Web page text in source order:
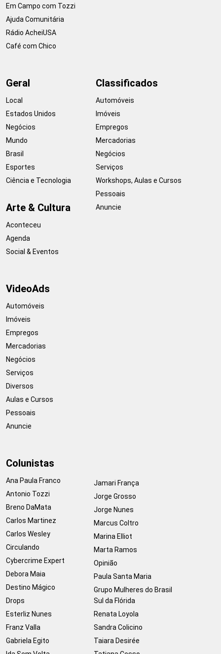
Em Campo com Tozzi
Ajuda Comunitária
Rádio AcheiUSA
Café com Chico
Geral
Local
Estados Unidos
Negócios
Mundo
Brasil
Esportes
Ciência e Tecnologia
Arte & Cultura
Aconteceu
Agenda
Social & Eventos
Classificados
Automóveis
Imóveis
Empregos
Mercadorias
Negócios
Serviços
Workshops, Aulas e Cursos
Pessoais
Anuncie
VideoAds
Automóveis
Imóveis
Empregos
Mercadorias
Negócios
Serviços
Diversos
Aulas e Cursos
Pessoais
Anuncie
Colunistas
Ana Paula Franco
Antonio Tozzi
Breno DaMata
Carlos Martinez
Carlos Wesley
Circulando
Cybercrime Expert
Debora Maia
Destino Mágico
Drops
Esterliz Nunes
Franz Valla
Gabriela Egito
Jamari França
Jorge Grosso
Jorge Nunes
Marcus Coltro
Marina Elliot
Marta Ramos
Opinião
Paula Santa Maria
Grupo Mulheres do Brasil
Sul da Flórida
Renata Loyola
Sandra Colicino
Taiara Desirée